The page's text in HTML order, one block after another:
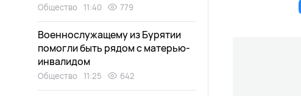
Общество 11:40 779
Военнослужащему из Бурятии
помогли быть рядом с матерью-
инвалидом
Общество 11:25 642